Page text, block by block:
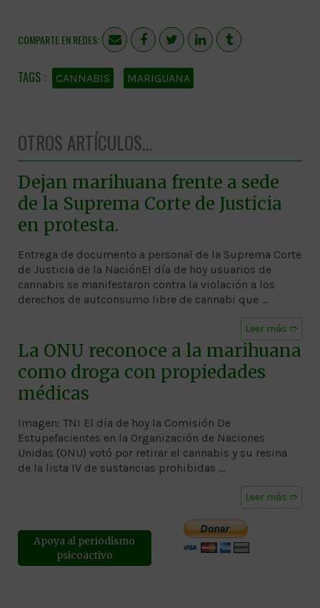
COMPARTE EN REDES:
CANNABIS MARIGUANA
OTROS ARTÍCULOS...
Dejan marihuana frente a sede
de la Suprema Corte de Justicia
en protesta.
Entrega de documento a personal de la Suprema Corte
de Justicia de la NaciónEl día de hoy usuarios de
cannabis se manifestaron contra la violación a los
derechos de autconsumo libre de cannabi que …
Leer más ➱
La ONU reconoce a la marihuana
como droga con propiedades
médicas
Imagen: TNI El día de hoy la Comisión De
Estupefacientes en la Organización de Naciones
Unidas (ONU) votó por retirar el cannabis y su resina
de la lista IV de sustancias prohibidas …
Leer más ➱
Apoya al periodismo
psicoactivo